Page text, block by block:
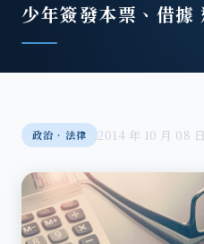
少年簽發本票、借據
政治‧法律 2014 年 10 月 08 日